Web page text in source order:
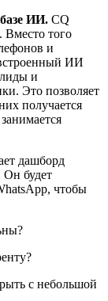
ИИ. CQ
Вместо того
и
ИИ
и
Это позволяет
получается
дашборд
Он будет
чтобы
с небольшой